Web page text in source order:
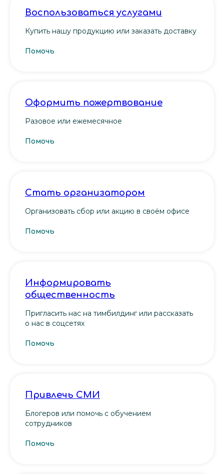
Воспользоваться услугами
Купить нашу продукцию или заказать доставку
Помочь
Оформить пожертвование
Разовое или ежемесячное
Помочь
Стать организатором
Организовать сбор или акцию в своём офисе
Помочь
Информировать
общественность
Пригласить нас на тимбилдинг или рассказать
о нас в соцсетях
Помочь
Привлечь СМИ
Блогеров или помочь с обучением
сотрудников
Помочь